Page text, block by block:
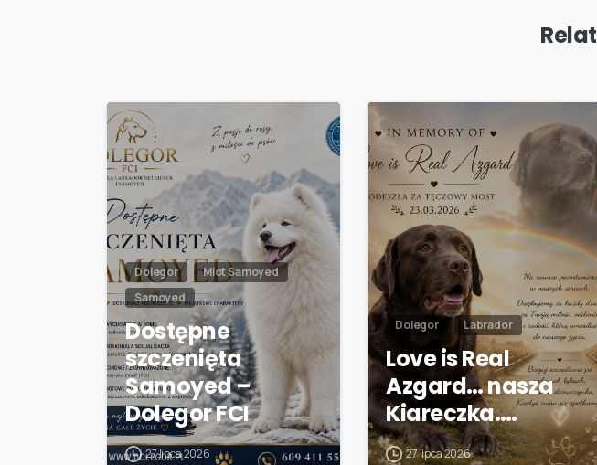
Dolegor
Miot Samoyed
Samoyed
Dostępne
szczenięta
Samoyed –
Dolegor FCI
27 lipca 2026
Dolegor Labrador
Love is Real
Azgard… nasza
Kiareczka.…
27 lipca 2026